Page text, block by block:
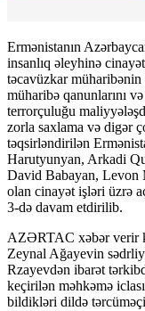
Ermənistanın
insanlıq əleyhinə
təcavüzkar müharibənin
müharibə qanunlarını
terrorçuluğu
zorla saxlama və digər
təqsirləndirilən
Harutyunyan, Arkadi
David Babayan, Levon
olan cinayət işləri üzrə
3-də davam etdirilib.
AZƏRTAC xəbər verir
Zeynal Ağayevin
Rzayevdən ibarət
keçirilən məhkəmə
bildikləri dildə